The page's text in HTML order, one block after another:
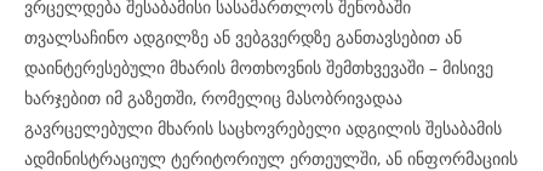
ვრცელდება შესაბამისი სასამართლოს შენობაში
თვალსაჩინო ადგილზე ან ვებგვერდზე განთავსებით ან
დაინტერესებული მხარის მოთხოვნის შემთხვევაში – მისივე
ხარჯებით იმ გაზეთში, რომელიც მასობრივადაა
გავრცელებული მხარის საცხოვრებელი ადგილის შესაბამის
ადმინისტრაციულ ტერიტორიულ ერთეულში, ან ინფორმაციის